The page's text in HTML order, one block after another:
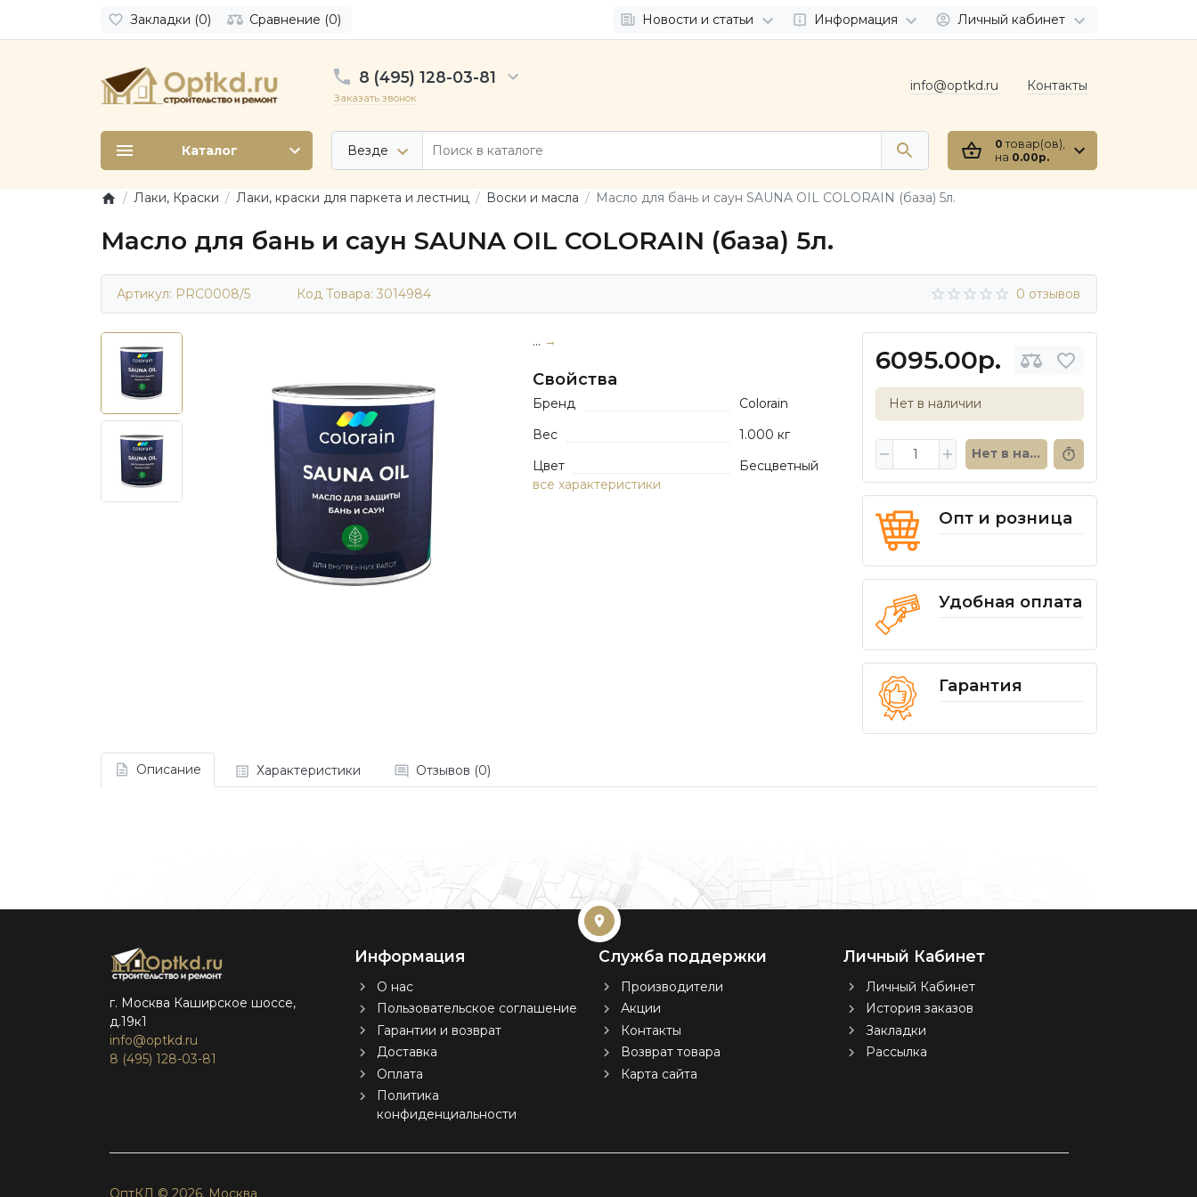
Закладки (0) Сравнение (0) Новости и статьи Информация Личный кабинет
8 (495) 128-03-81
Заказать звонок
Везде
info@optkd.ru Контакты
0 товар(ов),
на 0.00р.
Каталог
Лаки, Краски Лаки, краски для паркета и лестниц Воски и масла Масло для бань и саун SAUNA OIL COLORAIN (база) 5л.
Масло для бань и саун SAUNA OIL COLORAIN (база) 5л.
Артикул: PRC0008/5 Код Товара: 3014984 0 отзывов
6095.00р.
Нет в наличии
Нет в наличии
Опт и розница
Удобная оплата
Гарантия
... →
Свойства
Бренд
Colorain
Вес
1.000 кг
Цвет
Бесцветный
все характеристики
Описание Характеристики Отзывов (0)
г. Москва Каширское шоссе,
д.19к1
info@optkd.ru
8 (495) 128-03-81
Информация
О нас
Пользовательское соглашение
Гарантии и возврат
Доставка
Оплата
Политика
конфиденциальности
Служба поддержки
Производители
Акции
Контакты
Возврат товара
Карта сайта
Личный Кабинет
Личный Кабинет
История заказов
Закладки
Рассылка
ОптКД © 2026. Москва